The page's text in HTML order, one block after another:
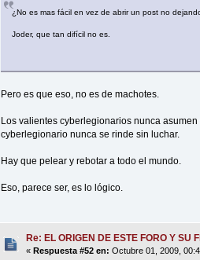
¿No es mas fácil en vez de abrir un post no
Joder, que tan difícil no es.
Pero es que eso, no es de machotes.
Los valientes cyberlegionarios nunca
cyberlegionario nunca se rinde sin luchar.
Hay que pelear y rebotar a todo el mundo.
Eso, parece ser, es lo lógico.
Re: EL ORIGEN DE ESTE FORO Y SU
« Respuesta #52 en: Octubre 01, 2009,